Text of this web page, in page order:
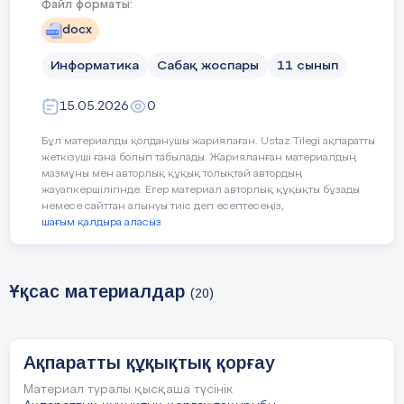
Сабақтың
қажеттілігін негіздеу
Құндылықтарды
дарыту
"Еңбекқорлық пен
Қазақстан
ақпаратты қорғауға,
құқықтарды сақтауға
түрде
жауапкершілікпен
арқылы
Адалдық және
Файл форматы:
docx
Информатика Сабақ жоспары 11 сынып
15.05.2026 0
Бұл материалды қолданушы жариялаған. Ustaz Tilegi ақпаратты
жеткізуші ғана болып табылады. Жарияланған материалдың
мазмұны мен авторлық құқық толықтай автордың
жауапкершілігінде. Егер материал авторлық құқықты бұзады
немесе сайттан алынуы тиіс деп есептесеңіз,
шағым қалдыра аласыз
Ұқсас материалдар (20)
Ақпаратты құқықтық қорғау
Материал туралы қысқаша түсінік